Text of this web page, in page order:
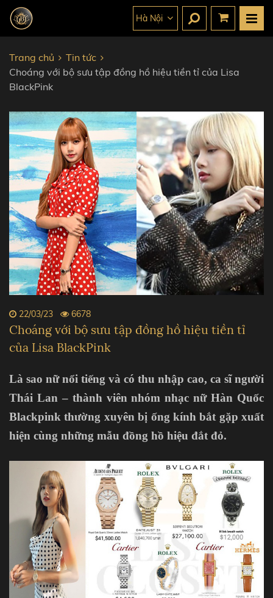
Hà Nội
Trang chủ
Tin tức
Choáng với bộ sưu tập đồng hồ hiệu tiền tỉ của Lisa
BlackPink
22/03/23 6678
Choáng với bộ sưu tập đồng hồ hiệu tiền tỉ
của Lisa BlackPink
Là sao nữ nổi tiếng và có thu nhập cao, ca sĩ người
Thái Lan – thành viên nhóm nhạc nữ Hàn Quốc
Blackpink thường xuyên bị ống kính bắt gặp xuất
hiện cùng những mẫu đồng hồ hiệu đắt đỏ.